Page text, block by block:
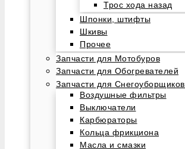
Трос хода назад
Шпонки, штифты
Шкивы
Прочее
Запчасти для Мотобуров
Запчасти для Обогревателей
Запчасти для Снегоуборщиков
Воздушные фильтры
Выключатели
Карбюраторы
Кольца фрикциона
Масла и смазки